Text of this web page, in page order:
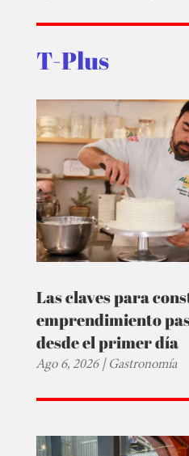
T-Plus
Las claves para
emprendimiento
desde el primer día
Ago 6, 2026|Gastronomía